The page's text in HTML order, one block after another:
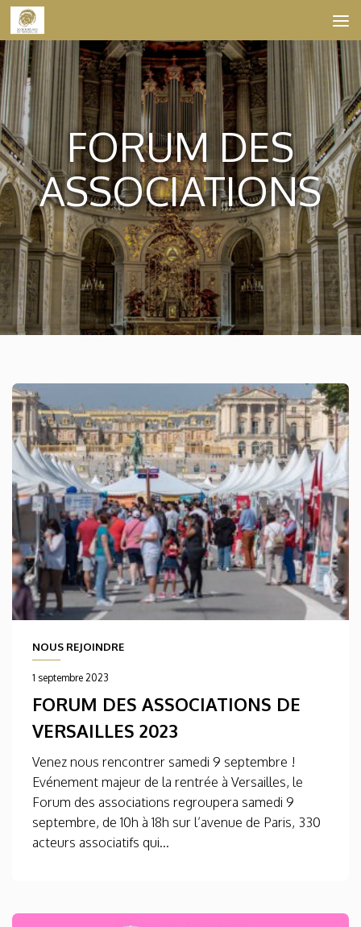
Skip to content
FORUM DES
ASSOCIATIONS
NOUS REJOINDRE
1 septembre 2023
FORUM DES ASSOCIATIONS DE
VERSAILLES 2023
Venez nous rencontrer samedi 9 septembre !
Evénement majeur de la rentrée à Versailles, le
Forum des associations regroupera samedi 9
septembre, de 10h à 18h sur l’avenue de Paris, 330
acteurs associatifs qui...